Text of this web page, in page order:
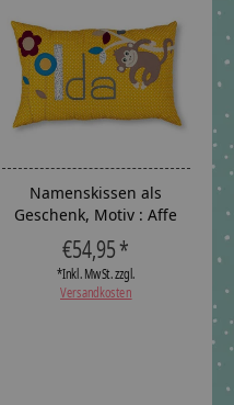
out of 5
Namenskissen als
Geschenk, Motiv : Affe
€54,95 *
*Inkl. MwSt. zzgl.
Versandkosten